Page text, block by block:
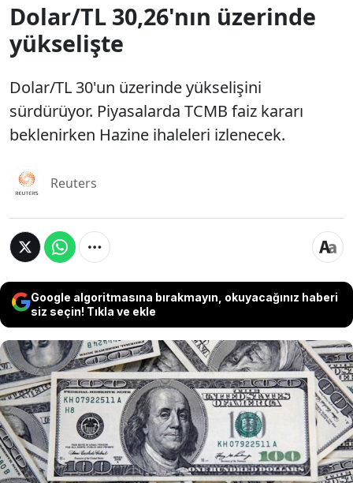
Dolar/TL 30,26'nın üzerinde
yükselişte
Dolar/TL 30'un üzerinde yükselişini
sürdürüyor. Piyasalarda TCMB faiz kararı
beklenirken Hazine ihaleleri izlenecek.
Reuters
Google algoritmasına bırakmayın, okuyacağınız haberi
siz seçin! Tıkla ve ekle
Dolar/TL 30'un üzerinde yükselişini
sürdürüyor. Piyasalarda TCMB faiz
kararı beklenirken Hazine ihaleleri
izlenecek.